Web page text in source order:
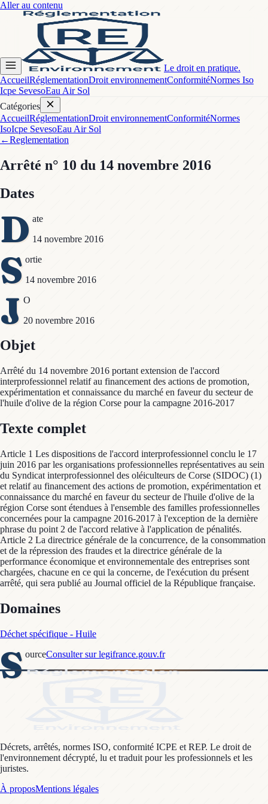
Aller au contenu
Le droit en pratique.
AccueilRéglementationDroit environnementConformitéNormes Iso
Icpe SevesoEau Air Sol
Catégories
AccueilRéglementationDroit environnementConformitéNormes
IsoIcpe SevesoEau Air Sol
←Reglementation
Arrêté n° 10 du 14 novembre 2016
Dates
D ate
14 novembre 2016
S ortie
14 novembre 2016
J O
20 novembre 2016
Objet
Arrêté du 14 novembre 2016 portant extension de l'accord
interprofessionnel relatif au financement des actions de promotion,
expérimentation et connaissance du marché en faveur du secteur de
l'huile d'olive de la région Corse pour la campagne 2016-2017
Texte complet
Article 1 Les dispositions de l'accord interprofessionnel conclu le 17
juin 2016 par les organisations professionnelles représentatives au sein
du Syndicat interprofessionnel des oléiculteurs de Corse (SIDOC) (1)
et relatif au financement des actions de promotion, expérimentation et
connaissance du marché en faveur du secteur de l'huile d'olive de la
région Corse sont étendues à l'ensemble des familles professionnelles
concernées pour la campagne 2016-2017 à l'exception de la dernière
phrase du point 2 de l'accord relative à l'application de pénalités.
Article 2 La directrice générale de la concurrence, de la consommation
et de la répression des fraudes et la directrice générale de la
performance économique et environnementale des entreprises sont
chargées, chacune en ce qui la concerne, de l'exécution du présent
arrêté, qui sera publié au Journal officiel de la République française.
Domaines
Déchet spécifique - Huile
S ourceConsulter sur legifrance.gouv.fr
Décrets, arrêtés, normes ISO, conformité ICPE et REP. Le droit de
l'environnement décrypté, lu et traduit pour les professionnels et les
juristes.
À proposMentions légales